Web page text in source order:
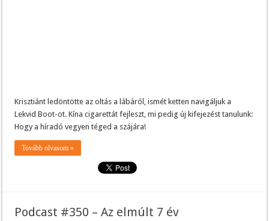
Krisztiánt ledöntötte az oltás a lábáról, ismét ketten navigáljuk a
Lekvid Boot-ot. Kína cigarettát fejleszt, mi pedig új kifejezést tanulunk:
Hogy a híradó vegyen téged a szájára!
Tovább olvasom »
Podcast #350 – Az elmúlt 7 év